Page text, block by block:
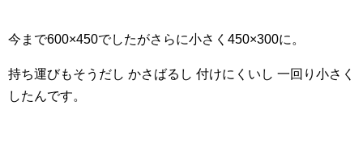
今まで600×450でしたがさらに小さく450×300に。
持ち運びもそうだし かさばるし 付けにくいし 一回り小さく
したんです。